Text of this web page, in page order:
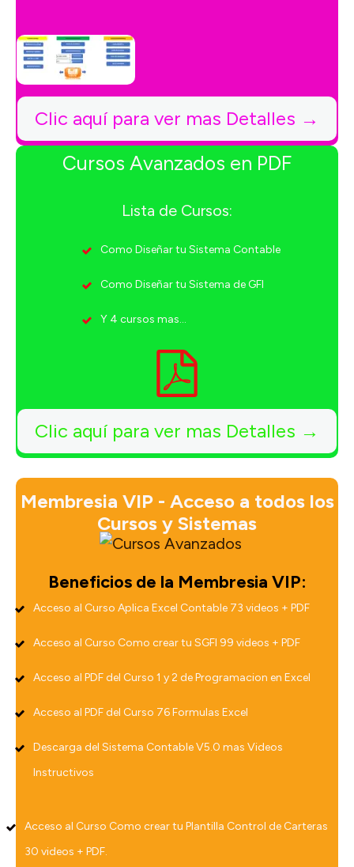
Clic aquí para ver mas Detalles →
Cursos Avanzados en PDF
Lista de Cursos:
Como Diseñar tu Sistema Contable
Como Diseñar tu Sistema de GFI
Y 4 cursos mas...
Clic aquí para ver mas Detalles →
Membresia VIP - Acceso a todos los
Cursos y Sistemas
Beneficios de la Membresia VIP:
Acceso al Curso Aplica Excel Contable 73 videos + PDF
Acceso al Curso Como crear tu SGFI 99 videos + PDF
Acceso al PDF del Curso 1 y 2 de Programacion en Excel
Acceso al PDF del Curso 76 Formulas Excel
Descarga del Sistema Contable V5.0 mas Videos
Instructivos
Acceso al Curso Como crear tu Plantilla Control de Carteras
30 videos + PDF.